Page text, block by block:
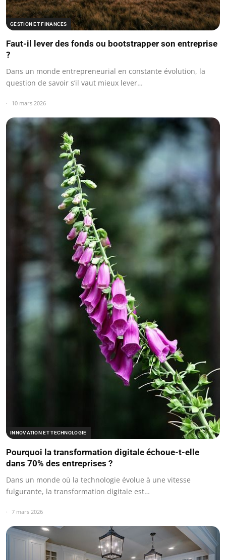
GESTION ET FINANCES
Faut-il lever des fonds ou bootstrapper son entreprise
?
Dans un monde entrepreneurial en constante évolution, la
question de savoir s’il vaut mieux lever…
10 mars 2026
INNOVATION ET TECHNOLOGIE
Pourquoi la transformation digitale échoue-t-elle
dans 70% des entreprises ?
Dans un monde où la technologie évolue à une vitesse
fulgurante, la transformation digitale est…
7 mars 2026